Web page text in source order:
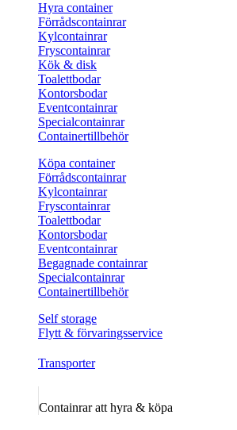
Hyra container
Förrådscontainrar
Kylcontainrar
Fryscontainrar
Kök & disk
Toalettbodar
Kontorsbodar
Eventcontainrar
Specialcontainrar
Containertillbehör
Köpa container
Förrådscontainrar
Kylcontainrar
Fryscontainrar
Toalettbodar
Kontorsbodar
Eventcontainrar
Begagnade containrar
Specialcontainrar
Containertillbehör
Self storage
Flytt & förvaringsservice
Transporter
Containrar att hyra & köpa